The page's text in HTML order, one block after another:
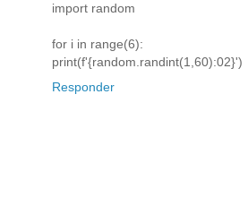
import random
for i in range(6):
print(f'{random.randint(1,60):02}')
Responder